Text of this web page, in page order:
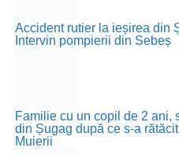
Accident rutier la ieșirea din
Intervin pompierii din Sebeș
Familie cu un copil de 2 ani,
din Șugag după ce s-a
Muierii